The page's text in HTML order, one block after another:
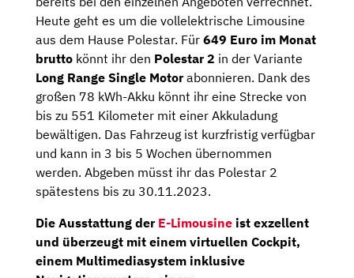
Heute geht es um die vollelektrische Limousine
aus dem Hause Polestar. Für 649 Euro im Monat
brutto könnt ihr den Polestar 2 in der Variante
Long Range Single Motorabonnieren. Dank des
großen 78 kWh-Akku könnt ihr eine Strecke von
bis zu 551 Kilometer mit einer Akkuladung
bewältigen. Das Fahrzeug ist kurzfristig verfügbar
und kann in 3 bis 5 Wochen übernommen
werden. Abgeben müsst ihr das Polestar 2
spätestens bis zu 30.11.2023.
Die Ausstattung der E-Limousine ist exzellent
und überzeugt mit einem virtuellen Cockpit,
einem Multimediasystem inklusive